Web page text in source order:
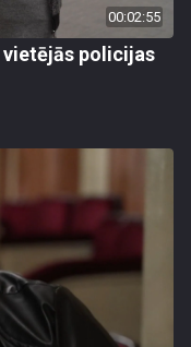
00:02:55
policijas